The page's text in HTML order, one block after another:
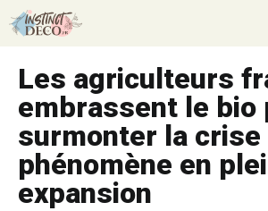
Aller
au
Les agriculteurs
embrassent le bio
surmonter la crise
phénomène en
expansion